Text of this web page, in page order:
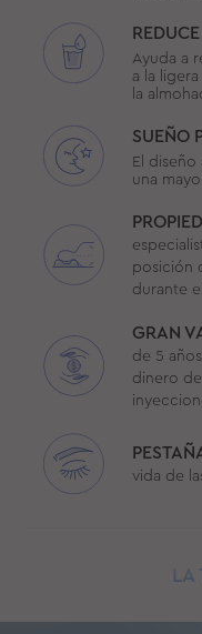
Ayuda a
a la
la
SUEÑO
El
una
posición
durante
GRAN
de 5
dinero
vida de
LA